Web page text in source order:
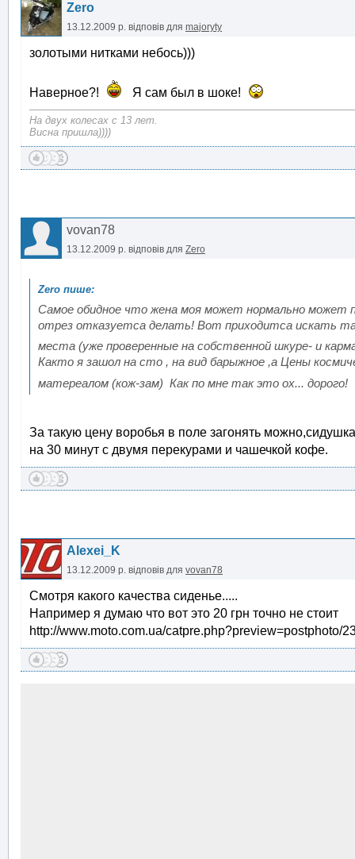
Zero
13.12.2009 р. відповів для majoryty
золотыми нитками небось)))
Наверное?! Я сам был в шоке!
На двух колесах с 13 лет.
Висна пришла))))
vovan78
13.12.2009 р. відповів для Zero
Самое обидное что жена моя может нормально
отрез отказуетса делать! Вот приходитса искать
места (уже проверенные на собственной шкуре- и
Както я зашол на сто , на вид барыжное ,а Цены
матереалом (кож-зам) Как по мне так это ох... дорого!
За такую цену воробья в поле загонять
на 30 минут с двумя перекурами и чашечкой кофе.
Alexei_K
13.12.2009 р. відповів для vovan78
Смотря какого качества сиденье.....
Например я думаю что вот это 20 грн точно не стоит
http://www.moto.com.ua/catpre.php?preview=postphoto/